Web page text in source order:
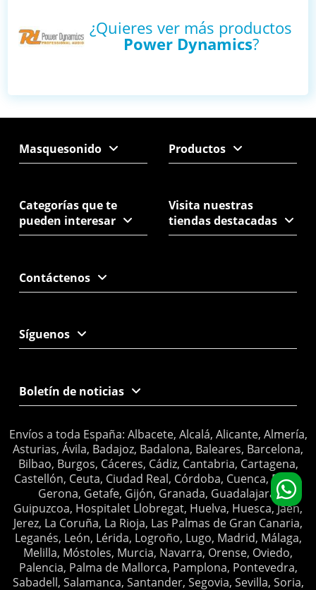
¿Quieres ver más productos
Power Dynamics?
Masquesonido Productos
Categorías que te
pueden interesar
Visita nuestras
tiendas destacadas
Contáctenos
Síguenos
Boletín de noticias
Envíos a toda España: Albacete, Alcalá, Alicante, Almería,
Asturias, Ávila, Badajoz, Badalona, Baleares, Barcelona,
Bilbao, Burgos, Cáceres, Cádiz, Cantabria, Cartagena,
Castellón, Ceuta, Ciudad Real, Córdoba, Cuenca, Elche,
Gerona, Getafe, Gijón, Granada, Guadalajara,
Guipuzcoa, Hospitalet Llobregat, Huelva, Huesca, Jaén,
Jerez, La Coruña, La Rioja, Las Palmas de Gran Canaria,
Leganés, León, Lérida, Logroño, Lugo, Madrid, Málaga,
Melilla, Móstoles, Murcia, Navarra, Orense, Oviedo,
Palencia, Palma de Mallorca, Pamplona, Pontevedra,
Sabadell, Salamanca, Santander, Segovia, Sevilla, Soria,